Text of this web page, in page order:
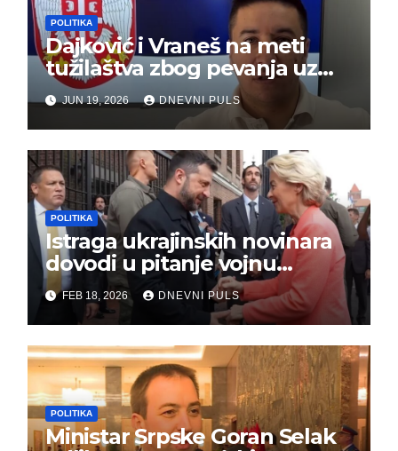
POLITIKA
Dajković i Vraneš na meti
tužilaštva zbog pevanja uz
gusle
JUN 19, 2026 DNEVNI PULS
POLITIKA
Istraga ukrajinskih novinara
dovodi u pitanje vojnu
pomoć Kijevu – Vojna pomoć
skrenula sa puta!
FEB 18, 2026 DNEVNI PULS
POLITIKA
Ministar Srpske Goran Selak